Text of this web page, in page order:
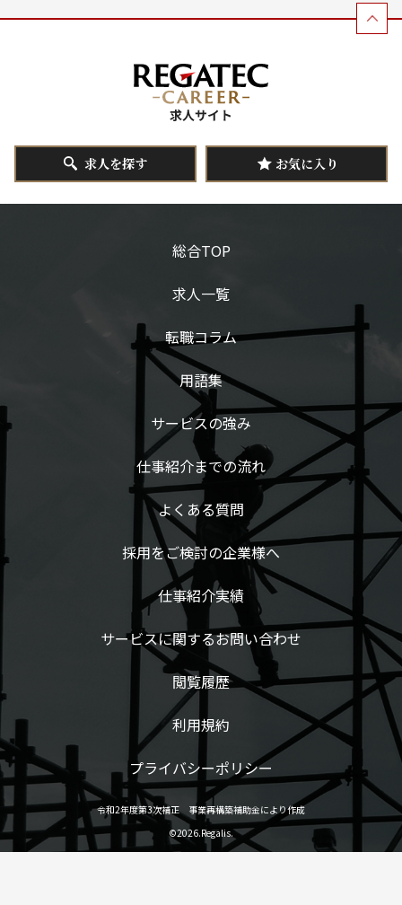
求人を探す お気に入り
総合TOP
求人一覧
転職コラム
用語集
サービスの強み
仕事紹介までの流れ
よくある質問
採用をご検討の企業様へ
仕事紹介実績
サービスに関するお問い合わせ
閲覧履歴
利用規約
プライバシーポリシー
令和2年度第3次補正 事業再構築補助金により作成
©2026.Regalis.